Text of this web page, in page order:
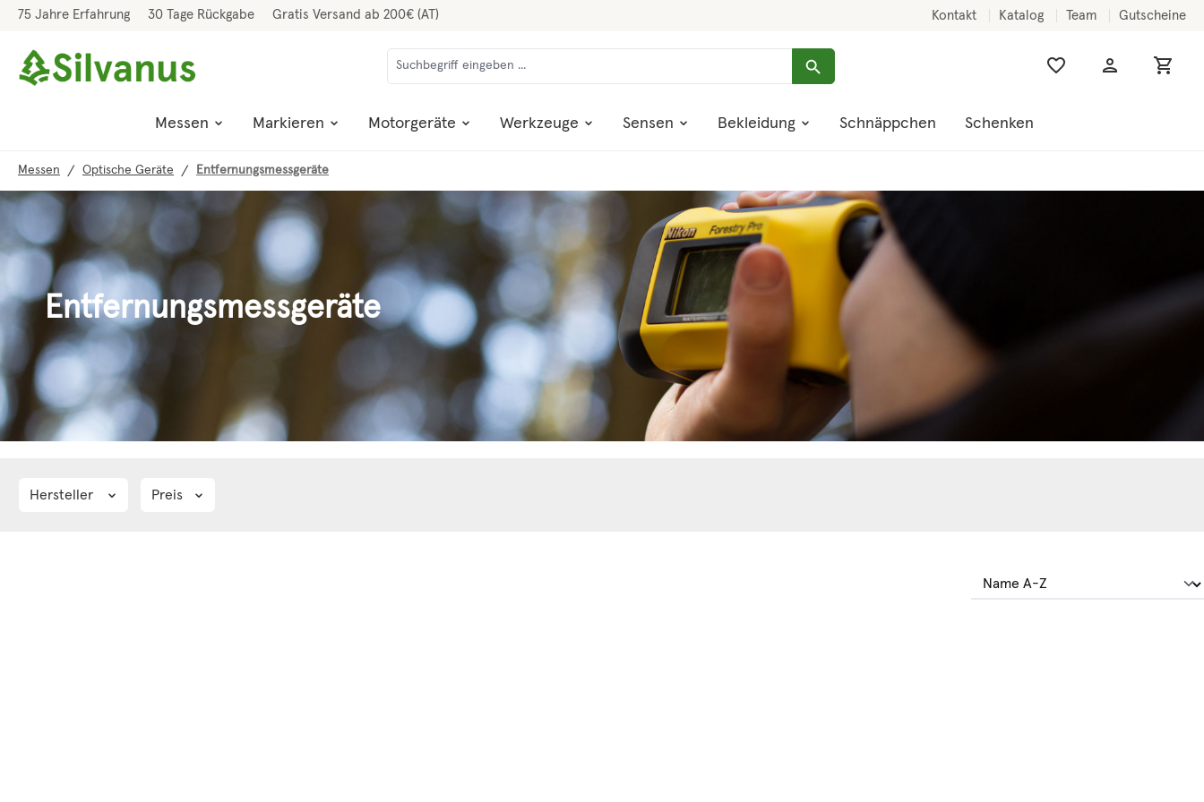
Hauptinhalt springen
Zur Suche springen
Zur Hauptnavigation springen
75 Jahre Erfahrung 30 Tage Rückgabe Gratis Versand ab 200€ (AT) Kontakt Katalog Team Gutscheine
Messen Markieren Motorgeräte Werkzeuge Sensen Bekleidung Schnäppchen Schenken
Messen / Optische Geräte / Entfernungsmessgeräte
Entfernungsmessgeräte
Hersteller Preis